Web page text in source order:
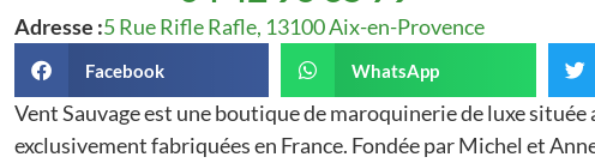
Adresse :5 Rue Rifle Rafle, 13100 Aix-en-Provence
Facebook WhatsApp
Vent Sauvage est une boutique de maroquinerie de luxe
exclusivement fabriquées en France. Fondée par Michel et